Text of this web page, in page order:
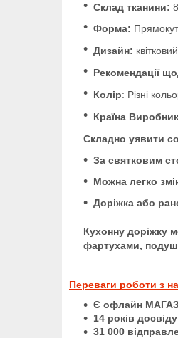
Склад тканини:
Форма:
Дизайн:
Рекомендації
Колір: Різні
Країна
Складно уявити
За святковим
Можна легко
Доріжка або
Кухонну доріжку
фартухами,
Переваги роботи з
Є офлайн
14 років досвіду
31 000